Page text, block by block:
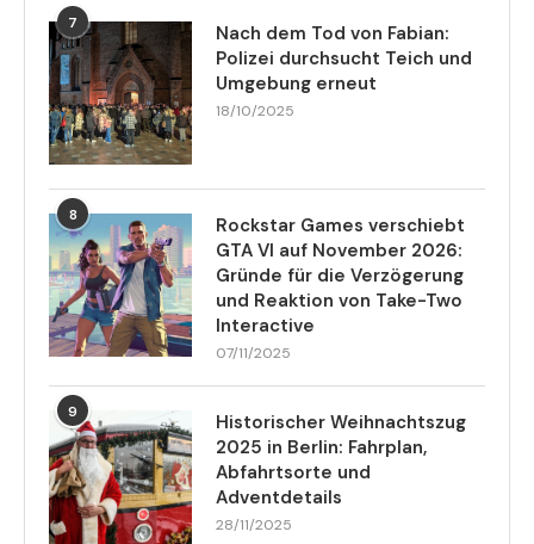
7
Nach dem Tod von Fabian:
Polizei durchsucht Teich und
Umgebung erneut
18/10/2025
8
Rockstar Games verschiebt
GTA VI auf November 2026:
Gründe für die Verzögerung
und Reaktion von Take-Two
Interactive
07/11/2025
9
Historischer Weihnachtszug
2025 in Berlin: Fahrplan,
Abfahrtsorte und
Adventdetails
28/11/2025